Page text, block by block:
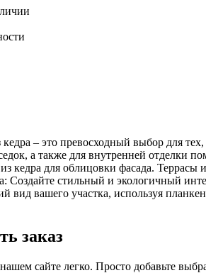
– это превосходный выбор для
а также для внутренней
кедра для облицовки фасада.
Создайте стильный и экологичный
вид вашего участка, используя
заказ
сайте легко. Просто добавьте